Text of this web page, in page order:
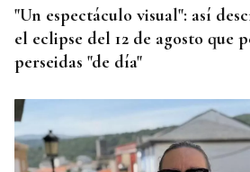
"Un espectáculo visual": así
el eclipse del 12 de agosto que
perseidas "de día"